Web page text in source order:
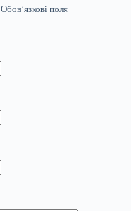
Обов’язкові поля